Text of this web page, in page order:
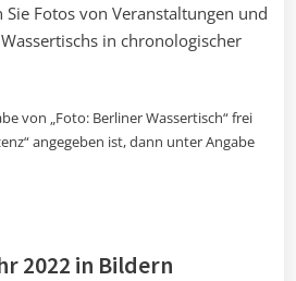
Fotos von Veranstaltungen und
in chronologischer
von „Foto: Berliner Wassertisch“ frei
angegeben ist, dann unter Angabe
2022 in Bildern